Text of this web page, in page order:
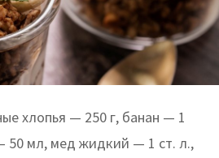
хлопья — 250 г, банан — 1
50 мл, мед жидкий — 1 ст. л.,